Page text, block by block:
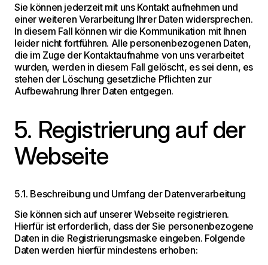
Sie können jederzeit mit uns Kontakt aufnehmen und
einer weiteren Verarbeitung Ihrer Daten widersprechen.
In diesem Fall können wir die Kommunikation mit Ihnen
leider nicht fortführen. Alle personenbezogenen Daten,
die im Zuge der Kontaktaufnahme von uns verarbeitet
wurden, werden in diesem Fall gelöscht, es sei denn, es
stehen der Löschung gesetzliche Pflichten zur
Aufbewahrung Ihrer Daten entgegen.
5. Registrierung auf der
Webseite
5.1. Beschreibung und Umfang der Datenverarbeitung
Sie können sich auf unserer Webseite registrieren.
Hierfür ist erforderlich, dass der Sie personenbezogene
Daten in die Registrierungsmaske eingeben. Folgende
Daten werden hierfür mindestens erhoben: